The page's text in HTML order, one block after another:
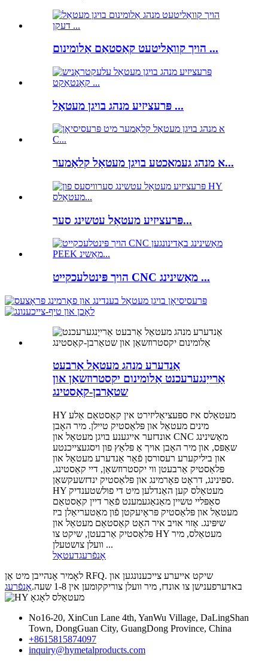
הויך קוואַליטעט קאַסטאַם אַלומינום ...
פּרעציזיע מנהג בויגן מעטאַל ...
א מנהג געמאכטע בויגן מעטאַל קלאַמער...
פּרעציזיע מעטאַל עטשינג סער...
הויך פּינטלעכקייט CNC מאַשינינג ...
אַנדערע מנהג מעטאַל אַרבעט
אַרייַנגערעכנט אַלומינום יקסטרוזשאַן און
שטאַרבן-קאַסטינג
HY מעטאַלס ​​איז ספּעציאַליזירט אין קאַסטאַם אַלע
מינים מעטאַל און פּלאַסטיק טיילן. מיר האָבן
אונדזער אייגענע בויגן מעטאַל און CNC מאַשינינג
שאַפּס, און מיר האָבן אויך אַ פּלאַץ פון ויסגעצייכנטע
און ביליקערע רעסורסן פֿאַר אַנדערע מעטאַל און
פּלאַסטיק אַרבעטן ווי יקסטרוזשאַן, דיי קאַסטינג,
ספּינינג, דראָט פאָרמינג און פּלאַסטיק ינדזשעקשאַן.
HY מעטאַלס ​​קען האַנדלען מיט די פולשטענדיק
סאַפּליי טשיין מאַנאַגעמענט פֿאַר דיין קאַסטאַם
מעטאַל און פּלאַסטיק פּראָיעקטן פֿון מאַטעריאַלן ביז
שיפּינג. אַזוי אויב איר האָט קאַסטאַם מעטאַל און
פּלאַסטיק אַרבעטן, שיקט צו HY מעטאַלס, מיר
וועלן צושטעלן ...
אָנפֿרעגדעטאַל
לאָמיר אָנהייבן מיט אַן RFQ. שיקט אייערע צייכענונגען און
באדערפענישן צו אונדז, מיר וועלן צוריקקומען אין 1-8 שעה.
אָנפֿרעג
No16-20, XinCun Lane 4th, YanWu Village, DaLingShan
Town, DongGuan City, GuangDong Province, China
+8615815874097
inquiry@hymetalproducts.com